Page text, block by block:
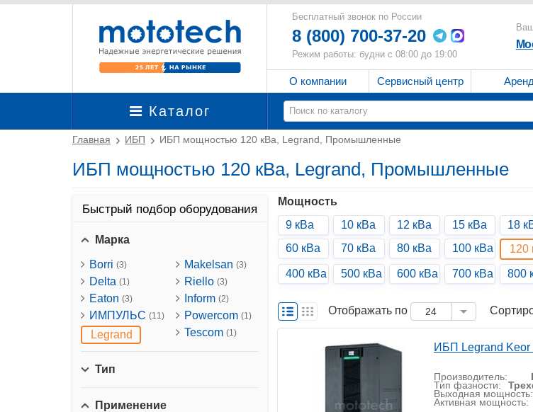
Бесплатный звонок по России
8 (800) 700-37-20
Режим работы: будни с 08:00 до 19:00
О компании Сервисный центр
Каталог
Главная ИБП ИБП мощностью 120 кВа, Legrand, Промышленные
ИБП мощностью 120 кВа, Legrand, Промышленные
Быстрый подбор оборудования
Марка
Borri (3)
Delta (1)
Eaton (3)
ИМПУЛЬС (11)
Legrand
Makelsan (3)
Riello (3)
Inform (2)
Powercom (1)
Tescom (1)
Тип
Применение
Мощность
9 кВа
10 кВа 12 кВа 15 кВа 18
60 кВа
70 кВа 80 кВа 100 кВа 120
400 кВа 500 кВа 600 кВа 700 кВа 800
Отображать по 24
ИБП Legrand Keor
Производитель:
Тип фазности:
Выходная мощность:
Активная мощность: